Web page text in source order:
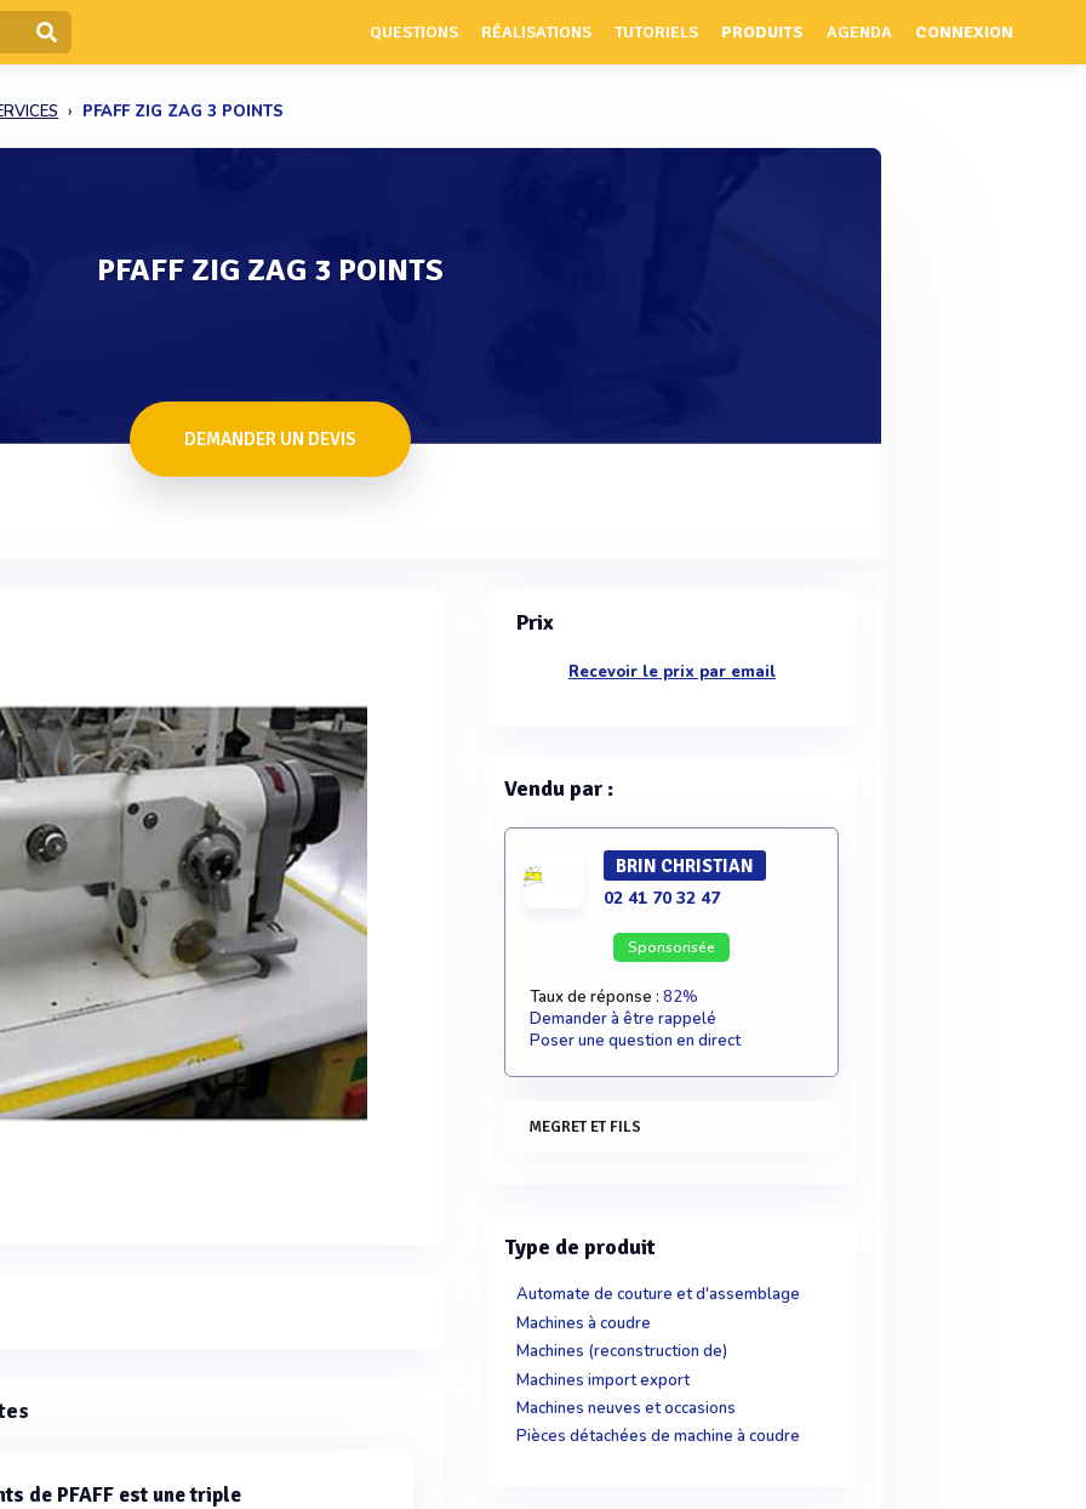
QUESTIONS RÉALISATIONS TUTORIELS PRODUITS AGENDA CONNEXION
PFAFF ZIG ZAG 3 POINTS
PFAFF ZIG ZAG 3 POINTS
DEMANDER UN DEVIS
de PFAFF est une triple
Prix
Recevoir le prix par email
Vendu par :
BRIN CHRISTIAN
02 41 70 32 47
Sponsorisée
Taux de réponse :82%
Demander à être rappelé
Poser une question en direct
MEGRET ET FILS
Type de produit
Automate de couture et d'assemblage
Machines à coudre
Machines (reconstruction de)
Machines import export
Machines neuves et occasions
Pièces détachées de machine à coudre